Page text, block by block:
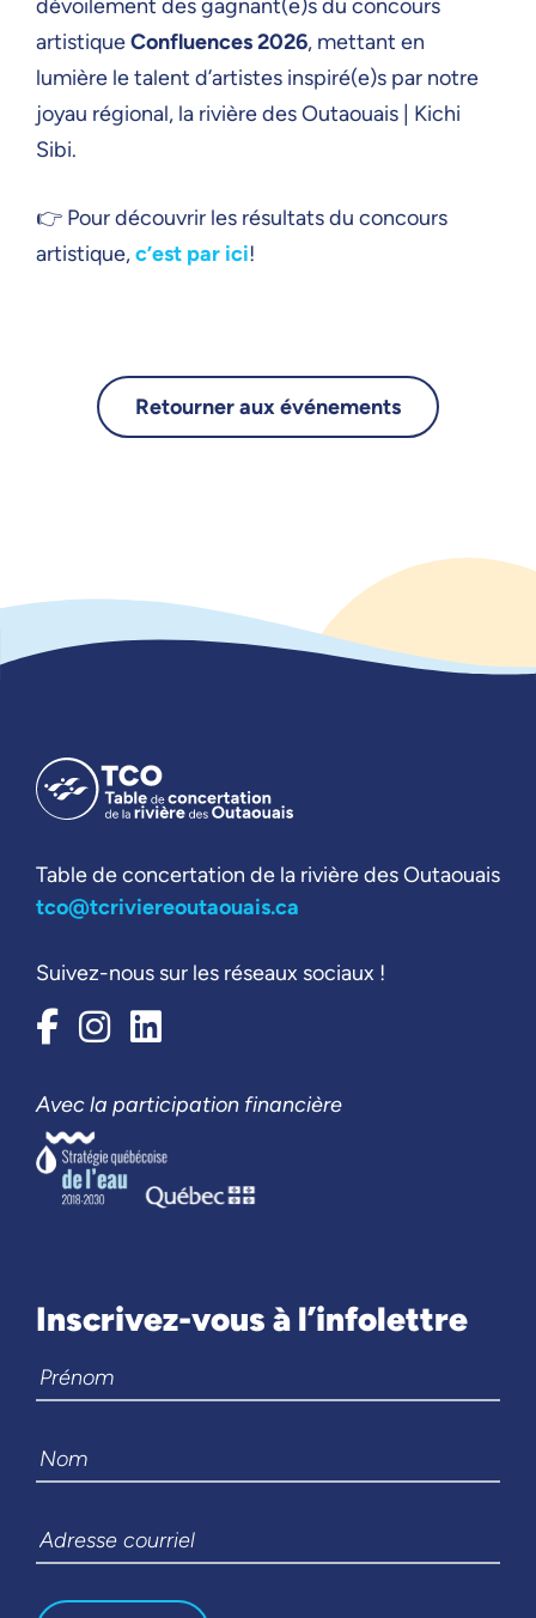
dévoilement des gagnant(e)s du concours
artistiqueConfluences 2026, mettant en
lumière le talent d’artistes inspiré(e)s par notre
joyau régional, la rivière des Outaouais | Kichi
Sibi.
👉 Pour découvrir les résultats du concours
artistique,c’est par ici!
Retourner aux événements
Table de concertation de la rivière des Outaouais
tco@tcriviereoutaouais.ca
Suivez-nous sur les réseaux sociaux !
Avec la participation financière
Inscrivez-vous à l’infolettre